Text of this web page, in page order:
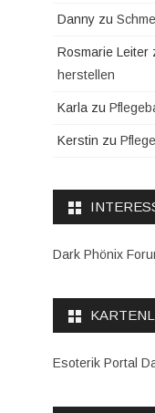
Danny zu
Rosmarie Leiter
herstellen
Karla zu
Kerstin zu
Dark Phönix
Esoterik Portal